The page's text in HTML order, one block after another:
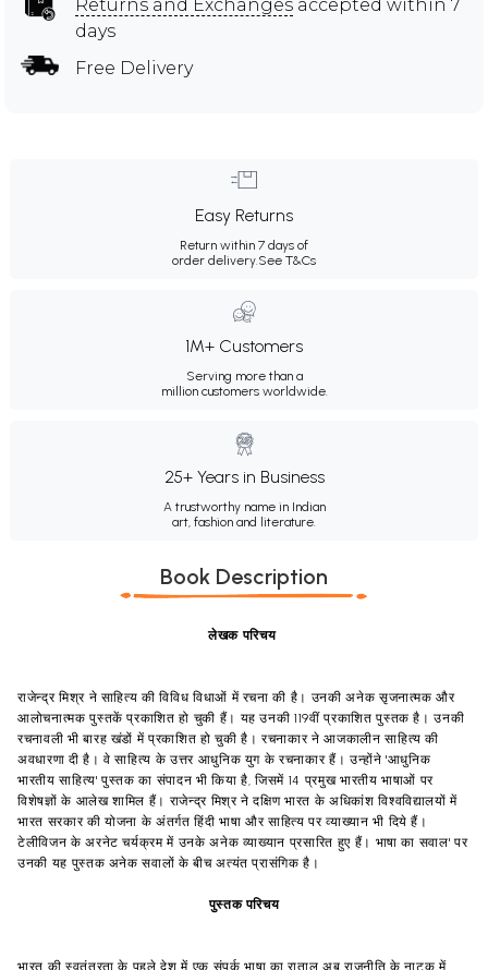
Returns and Exchanges accepted within 7
days
Free Delivery
Easy Returns
Return within 7 days of
order delivery.See T&Cs
1M+ Customers
Serving more than a
million customers worldwide.
25+ Years in Business
A trustworthy name in Indian
art, fashion and literature.
Book Description
लेखक परिचय
राजेन्द्र मिश्र ने साहित्य की विविध विधाओं में रचना की है। उनकी अनेक सृजनात्मक और
आलोचनात्मक पुस्तकें प्रकाशित हो चुकी हैं। यह उनकी 119वीं प्रकाशित पुस्तक है। उनकी
रचनावली भी बारह खंडों में प्रकाशित हो चुकी है। रचनाकार ने आजकालीन साहित्य की
अवधारणा दी है। वे साहित्य के उत्तर आधुनिक युग के रचनाकार हैं। उन्होंने 'आधुनिक
भारतीय साहित्य' पुस्तक का संपादन भी किया है, जिसमें 14 प्रमुख भारतीय भाषाओं पर
विशेषज्ञों के आलेख शामिल हैं। राजेन्द्र मिश्र ने दक्षिण भारत के अधिकांश विश्वविद्यालयों में
भारत सरकार की योजना के अंतर्गत हिंदी भाषा और साहित्य पर व्याख्यान भी दिये हैं।
टेलीविजन के अरनेट चर्यक्रम में उनके अनेक व्याख्यान प्रसारित हुए हैं। भाषा का सवाल' पर
उनकी यह पुस्तक अनेक सवालों के बीच अत्यंत प्रासंगिक है।
पुस्तक परिचय
भारत की स्वतंत्रता के पहले देश में एक संपर्क भाषा का राताल अब राजनीति के नाटक में